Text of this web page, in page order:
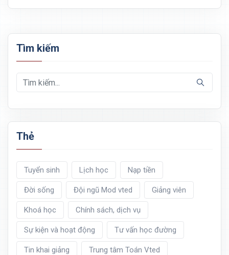
Tìm kiếm
Thẻ
Tuyển sinh Lịch học Nạp tiền
Đời sống Đội ngũ Mod vted Giảng viên
Khoá học Chính sách, dịch vụ
Sự kiện và hoạt động Tư vấn học đường
Tin khai giảng Trung tâm Toán Vted